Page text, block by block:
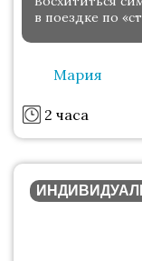
в поездке по
Мария
2 часа